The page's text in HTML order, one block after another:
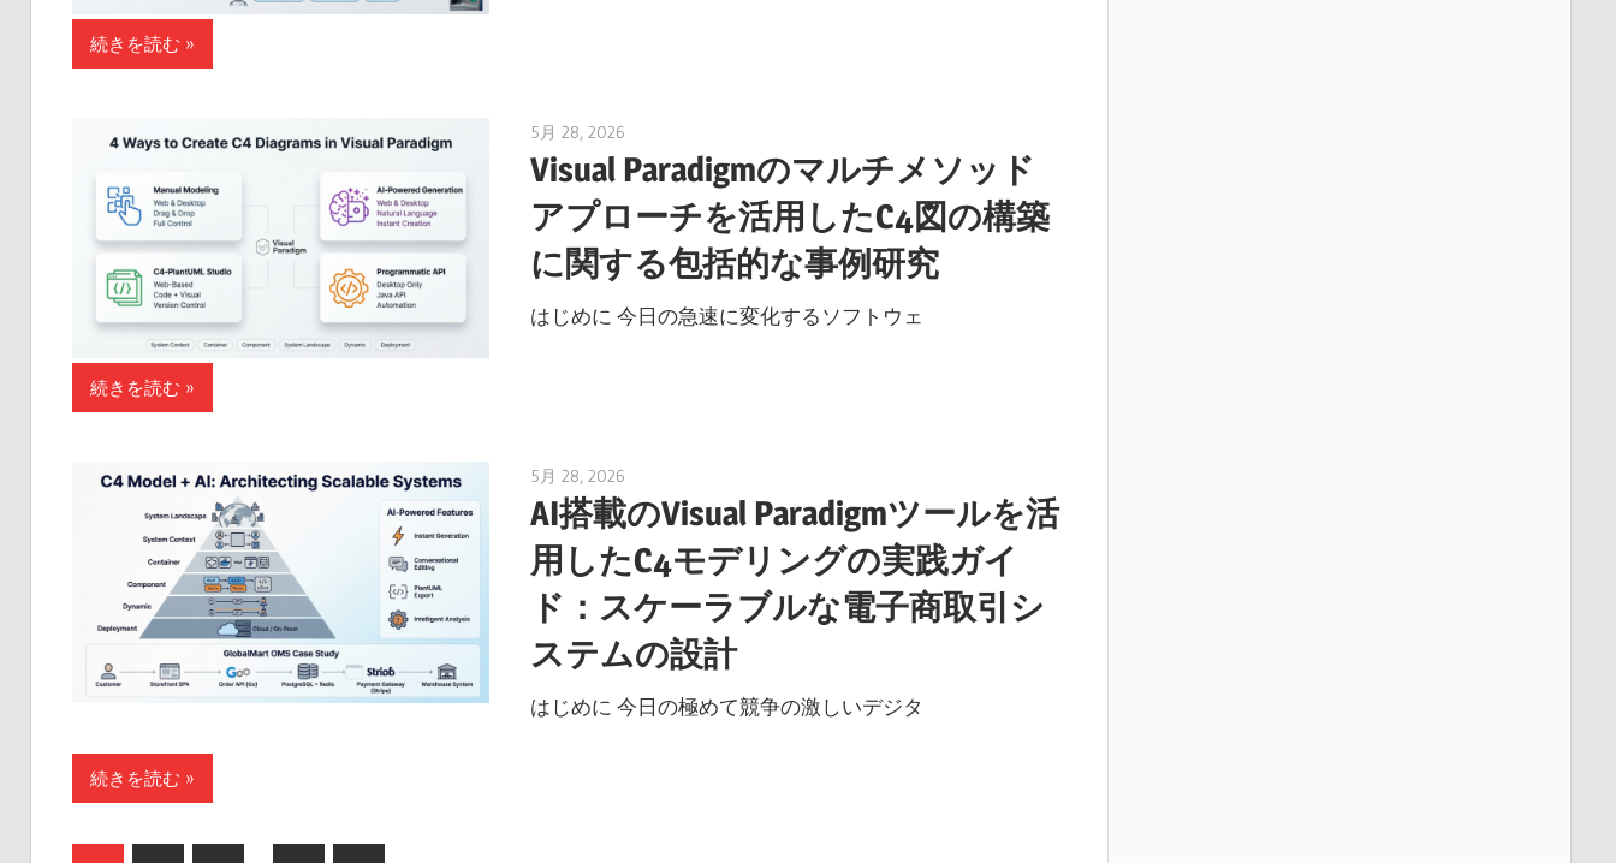
続きを読む
5月 28, 2026
Visual Paradigmのマルチメソッド
アプローチを活用したC4図の構築
に関する包括的な事例研究
はじめに 今日の急速に変化するソフトウェ
続きを読む
5月 28, 2026
AI搭載のVisual Paradigmツールを活
用したC4モデリングの実践ガイ
ド：スケーラブルな電子商取引シ
ステムの設計
はじめに 今日の極めて競争の激しいデジタ
続きを読む